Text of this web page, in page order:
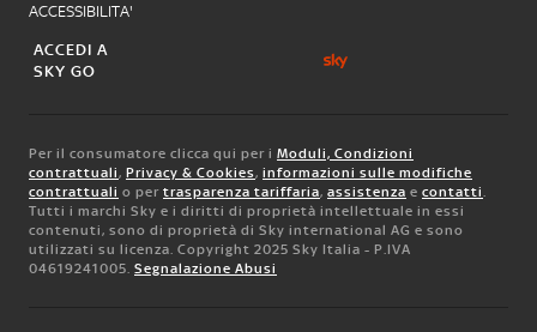
ACCESSIBILITA'
ACCEDI A
SKY GO
Per il consumatore clicca qui per i Moduli, Condizioni
contrattuali, Privacy & Cookies, informazioni sulle modifiche
contrattuali o per trasparenza tariffaria, assistenza e contatti.
Tutti i marchi Sky e i diritti di proprietà intellettuale in essi
contenuti, sono di proprietà di Sky international AG e sono
utilizzati su licenza. Copyright 2025 Sky Italia - P.IVA
04619241005. Segnalazione Abusi